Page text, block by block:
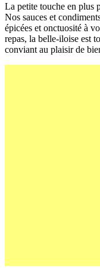
La petite touche en plus
Nos sauces et
épicées et onctuosité à
repas, la belle-iloise est
conviant au plaisir de